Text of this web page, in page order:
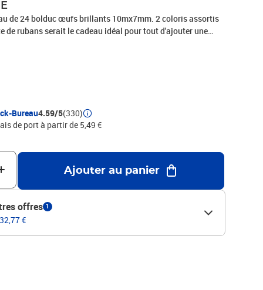
de 24 bolduc œufs brillants 10mx7mm. 2 coloris assortis
de rubans serait le cadeau idéal pour tout d'ajouter une
rubans métalliques à l'intérieur de la boîte.Boîte de 12
Bureau4.59/5(330)
de port à partir de 5,49 €
Ajouter au panier
offres 1
€